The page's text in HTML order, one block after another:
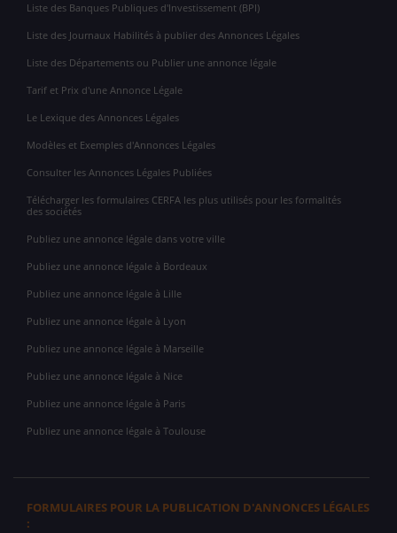
Liste des Banques Publiques d'Investissement (BPI)
Liste des Journaux Habilités à publier des Annonces Légales
Liste des Départements ou Publier une annonce légale
Tarif et Prix d'une Annonce Légale
Le Lexique des Annonces Légales
Modèles et Exemples d'Annonces Légales
Consulter les Annonces Légales Publiées
Télécharger les formulaires CERFA les plus utilisés pour les formalités
des sociétés
Publiez une annonce légale dans votre ville
Publiez une annonce légale à Bordeaux
Publiez une annonce légale à Lille
Publiez une annonce légale à Lyon
Publiez une annonce légale à Marseille
Publiez une annonce légale à Nice
Publiez une annonce légale à Paris
Publiez une annonce légale à Toulouse
FORMULAIRES POUR LA PUBLICATION D'ANNONCES LÉGALES
: